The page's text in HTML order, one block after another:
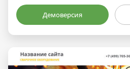
Демоверсия